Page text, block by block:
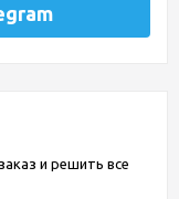
и решить все